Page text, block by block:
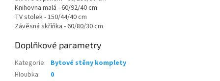
Knihovna malá - 60/92/40 cm
TV stolek - 150/44/40 cm
Závěsná skříňka - 60/80/30 cm
Doplňkové parametry
Kategorie: Bytové stěny komplety
Hloubka:
0